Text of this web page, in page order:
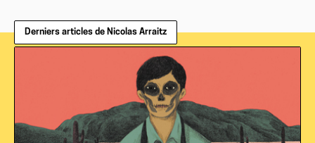
Derniers articles de Nicolas Arraitz